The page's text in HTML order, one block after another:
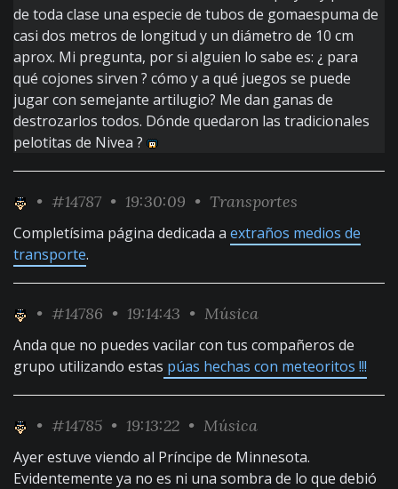
de toda clase una especie de tubos de gomaespuma de
casi dos metros de longitud y un diámetro de 10 cm
aprox. Mi pregunta, por si alguien lo sabe es: ¿ para
qué cojones sirven ? cómo y a qué juegos se puede
jugar con semejante artilugio? Me dan ganas de
destrozarlos todos. Dónde quedaron las tradicionales
pelotitas de Nivea ?
• #14787 • 19:30:09 • Transportes
Completísima página dedicada a extraños medios de
transporte.
• #14786 • 19:14:43 • Música
Anda que no puedes vacilar con tus compañeros de
grupo utilizando estas púas hechas con meteoritos !!!
• #14785 • 19:13:22 • Música
Ayer estuve viendo al Príncipe de Minnesota.
Evidentemente ya no es ni una sombra de lo que debió